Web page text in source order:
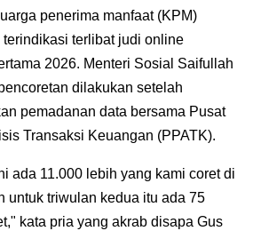
penerima manfaat (KPM)
terlibat judi online
2026. Menteri Sosial Saifullah
dilakukan setelah
pemadanan data bersama Pusat
Transaksi Keuangan (PPATK).
ada 11.000 lebih yang kami coret di
untuk triwulan kedua itu ada 75
kata pria yang akrab disapa Gus